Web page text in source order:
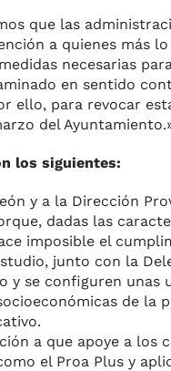
que las
a quienes más
necesarias
en sentido
ello, para revocar
del
los siguientes:
y a la Dirección
dadas las
imposible el
junto con la
y se configuren
de la
a que apoye a
el Proa Plus y